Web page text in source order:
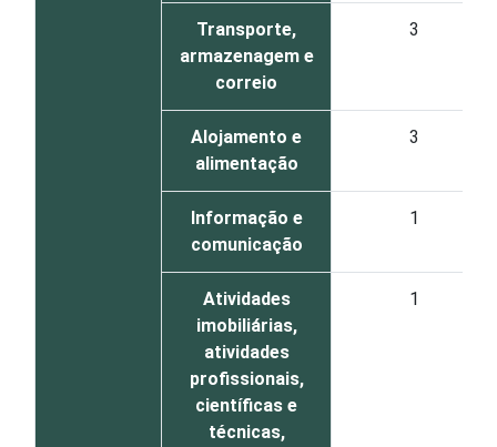
Transporte,
armazenagem e
correio
3
Alojamento e
alimentação
3
Informação e
comunicação
1
Atividades
imobiliárias,
atividades
profissionais,
científicas e
técnicas,
1